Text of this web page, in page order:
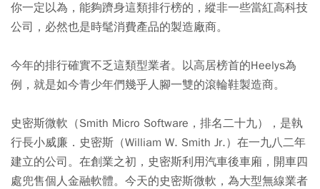
你一定以為，能夠躋身這類排行榜的，縱非一些當紅高科技
公司，必然也是時髦消費產品的製造廠商。
今年的排行確實不乏這類型業者。以高居榜首的Heelys為
例，就是如今青少年們幾乎人腳一雙的滾輪鞋製造商。
史密斯微軟（Smith Micro Software，排名二十九），是執
行長小威廉．史密斯（William W. Smith Jr.）在一九八二年
建立的公司。在創業之初，史密斯利用汽車後車廂，開車四
處兜售個人金融軟體。今天的史密斯微軟，為大型無線業者